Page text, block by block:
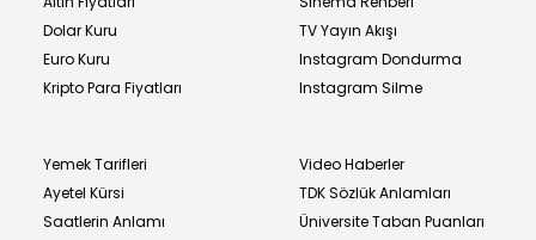
Dolar Kuru
Euro Kuru
Kripto Para Fiyatları
TV Yayın Akışı
Instagram Dondurma
Instagram Silme
Yemek Tarifleri
Ayetel Kürsi
Saatlerin Anlamı
Video Haberler
TDK Sözlük Anlamları
Üniversite Taban Puanları